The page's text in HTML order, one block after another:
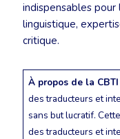
indispensables
linguistique,
critique.
À propos de la CBTI
des traducteurs et
sans but lucratif.
des traducteurs et